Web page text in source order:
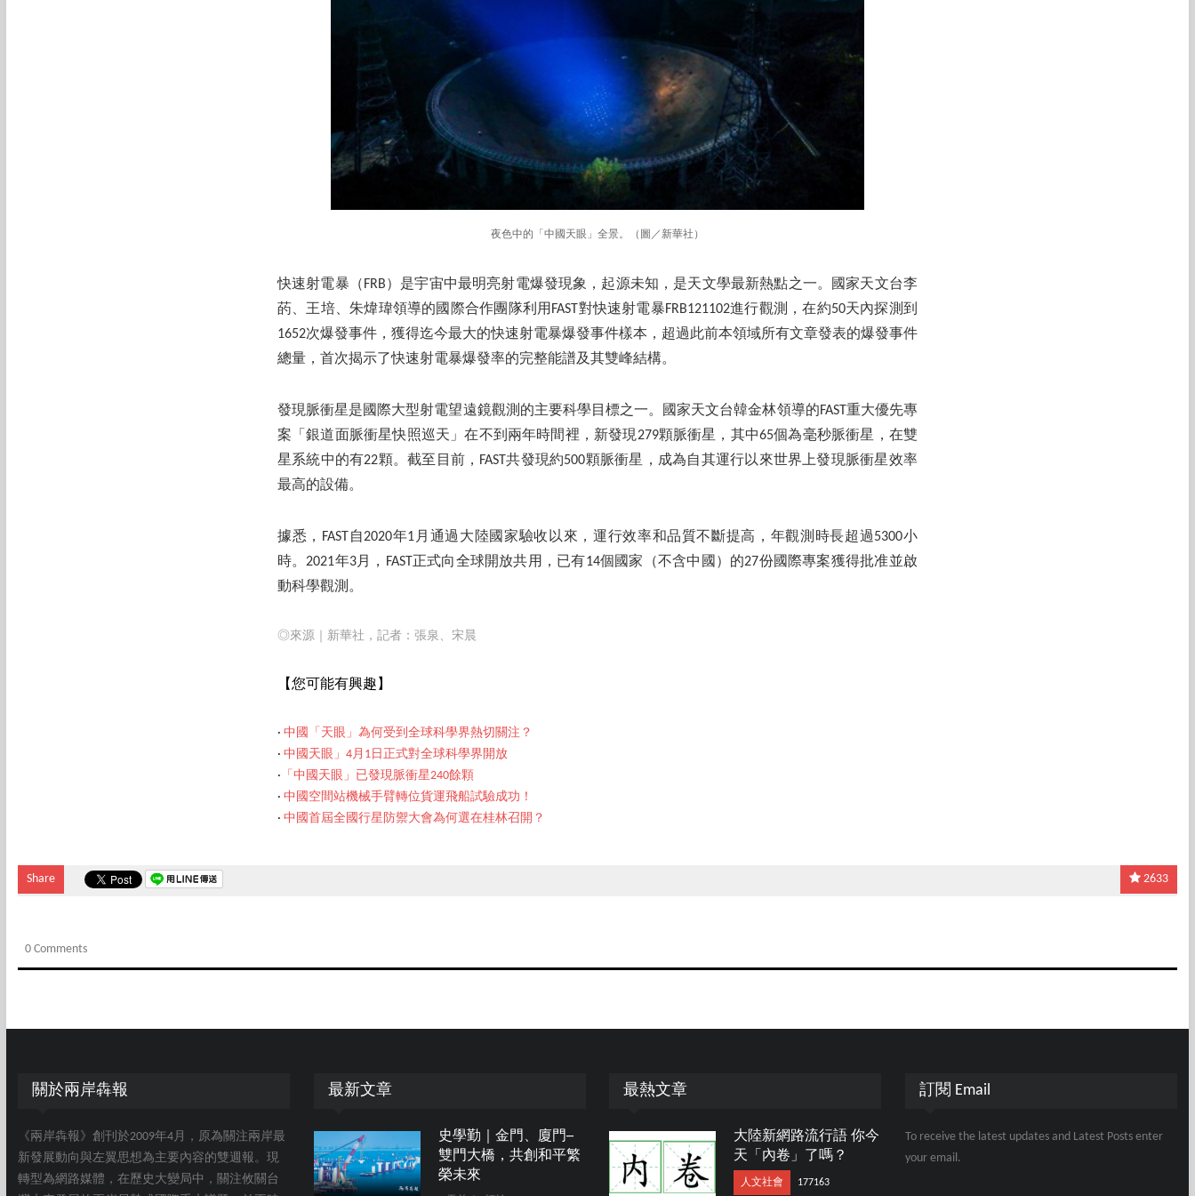
夜色中的「中國天眼」全景。（圖／新華社）
快速射電暴（FRB）是宇宙中最明亮射電爆發現象，起源未知，是天文學最新熱點之一。國家天文台李
菂、王培、朱煒瑋領導的國際合作團隊利用FAST對快速射電暴FRB121102進行觀測，在約50天內探測到
1652次爆發事件，獲得迄今最大的快速射電暴爆發事件樣本，超過此前本領域所有文章發表的爆發事件
總量，首次揭示了快速射電暴爆發率的完整能譜及其雙峰結構。
發現脈衝星是國際大型射電望遠鏡觀測的主要科學目標之一。國家天文台韓金林領導的FAST重大優先專
案「銀道面脈衝星快照巡天」在不到兩年時間裡，新發現279顆脈衝星，其中65個為毫秒脈衝星，在雙
星系統中的有22顆。截至目前，FAST共發現約500顆脈衝星，成為自其運行以來世界上發現脈衝星效率
最高的設備。
據悉，FAST自2020年1月通過大陸國家驗收以來，運行效率和品質不斷提高，年觀測時長超過5300小
時。2021年3月，FAST正式向全球開放共用，已有14個國家（不含中國）的27份國際專案獲得批准並啟
動科學觀測。
◎來源｜新華社，記者：張泉、宋晨
【您可能有興趣】
‧ 中國「天眼」為何受到全球科學界熱切關注？
‧ 中國天眼」4月1日正式對全球科學界開放
‧ 「中國天眼」已發現脈衝星240餘顆
‧ 中國空間站機械手臂轉位貨運飛船試驗成功！
‧ 中國首屆全國行星防禦大會為何選在桂林召開？
Share 2633
0 Comments
關於兩岸犇報
《兩岸犇報》創刊於2009年4月，原為關注兩岸最
新發展動向與左翼思想為主要內容的雙週報。現
轉型為網路媒體，在歷史大變局中，關注攸關台
最新文章
史學勤｜金門、廈門─
雙門大橋，共創和平繁
榮未來
最熱文章
大陸新網路流行語 你今
天「內卷」了嗎？
人文社會 177163
訂閱 Email
To receive the latest updates and Latest Posts enter
your email.